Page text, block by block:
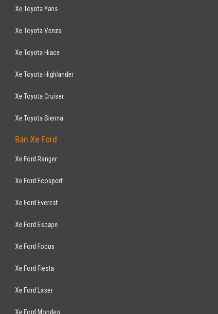
Xe Toyota Yaris
Xe Toyota Venza
Xe Toyota Hiace
Xe Toyota Highlander
Xe Toyota Cruiser
Xe Toyota Sienna
Bán Xe Ford
Xe Ford Ranger
Xe Ford Ecosport
Xe Ford Everest
Xe Ford Escape
Xe Ford Focus
Xe Ford Fiesta
Xe Ford Laser
Xe Ford Mondeo